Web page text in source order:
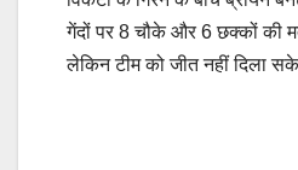
गेंदों पर 8 चौके और 6 छक्कों की
लेकिन टीम को जीत नहीं दिला